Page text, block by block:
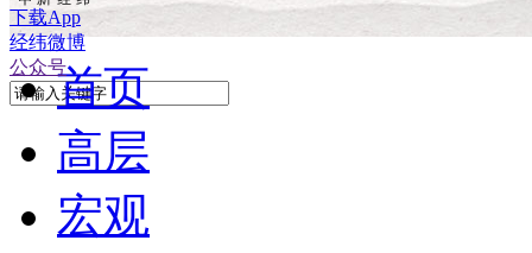
下载App
经纬微博
公众号首页
高层
宏观